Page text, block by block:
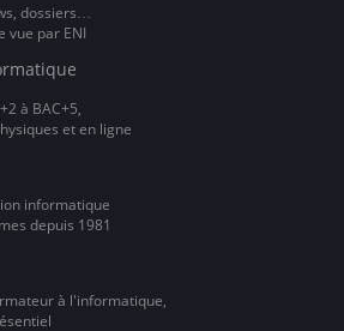
dossiers…
vue par ENI
à BAC+5,
et en ligne
informatique
depuis 1981
à l'informatique,